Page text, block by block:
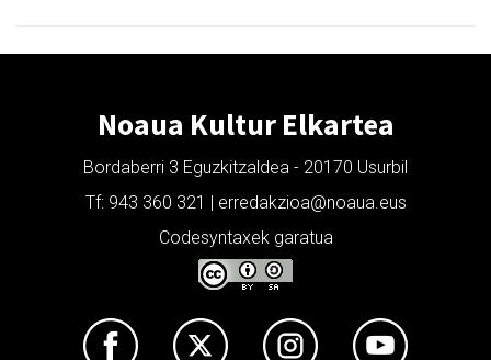
Noaua Kultur Elkartea
Bordaberri 3 Eguzkitzaldea - 20170 Usurbil
Tf: 943 360 321 | erredakzioa@noaua.eus
Codesyntaxek garatua